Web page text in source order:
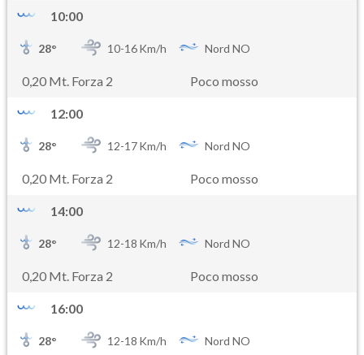
10:00
28° 10-16Km/h Nord NO
0,20 Mt. Forza 2 Poco mosso
12:00
28° 12-17Km/h Nord NO
0,20 Mt. Forza 2 Poco mosso
14:00
28° 12-18 Km/h Nord NO
0,20 Mt. Forza 2 Poco mosso
16:00
28° 12-18 Km/h Nord NO